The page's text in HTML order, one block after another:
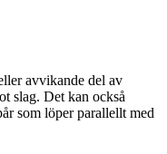
avvikande del av
slag. Det kan också
som löper parallellt med